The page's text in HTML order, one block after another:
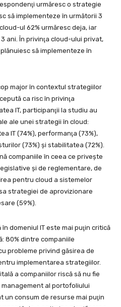
urmăresc o strategie
să implementeze în următorii 3
ul 62% urmăresc deja, iar
ani. În privinţa cloud-ului privat,
să implementeze în
major în contextul strategiilor
ca risc în privinţa
IT, participanţii la studiu au
ale unei strategii în cloud:
IT (74%), performanţa (73%),
(73%) şi stabilitatea (72%).
companiile în ceea ce priveşte
şi de reglementare, de
pentru cloud a sistemelor
strategiei de aprovizionare
(59%).
domeniul IT este mai puţin critică
80% dintre companiile
probleme privind găsirea de
implementarea strategiilor.
a companiilor riscă să nu fie
al portofoliului
un consum de resurse mai puţin